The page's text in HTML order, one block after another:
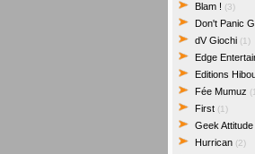
Blam ! (3)
Don't Panic
dV Giochi (1)
Edge
Editions
Fée Mumuz
First (1)
Geek
Hurrican (2)